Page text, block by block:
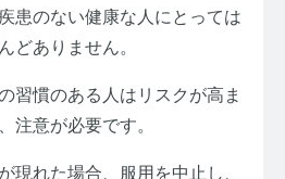
患のない健康な人にとっては
どありません。
習慣のある人はリスクが高ま
注意が必要です。
現れた場合、服用を中止し、